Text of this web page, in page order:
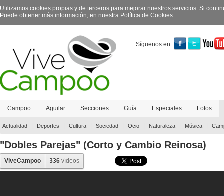
Utilizamos cookies propias y de terceros para mejorar nuestros servicios. Si
Puede obtener más información, en nuestra Política de Cookies.
Síguenos en
Campoo Aguilar Secciones Guía Especiales Fotos
Actualidad Deportes Cultura Sociedad Ocio Naturaleza Música
Contacto
"Dobles Parejas" (Corto y Cambio Reinosa)
ViveCampoo 336 vídeos